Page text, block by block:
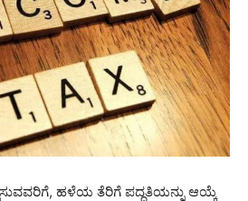
ಹಳೆಯ ತೆರಿಗೆ ಪದ್ಧತಿಯನ್ನು ಆಯ್ಕೆ